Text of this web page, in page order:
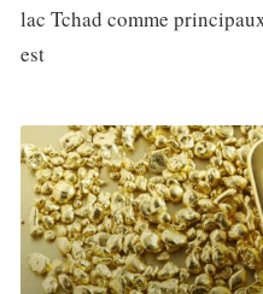
lac Tchad comme
est